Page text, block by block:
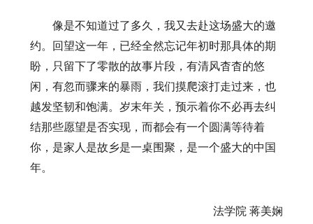
像是不知道过了多久，我又去赴这场盛大的邀
约。回望这一年，已经全然忘记年初时那具体的期
盼，只留下了零散的故事片段，有清风杳杳的悠
闲，有忽而骤来的暴雨，我们摸爬滚打走过来，也
越发坚韧和饱满。岁末年关，预示着你不必再去纠
结那些愿望是否实现，而都会有一个圆满等待着
你，是家人是故乡是一桌围聚，是一个盛大的中国
年。
法学院 蒋美娴